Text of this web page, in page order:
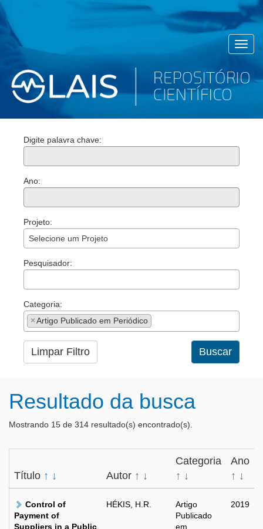
Digite palavra chave:
Ano:
Projeto:
Selecione um Projeto
Pesquisador:
Categoria:
×Artigo Publicado em Periódico
Limpar Filtro Buscar
Resultado da busca
Mostrando 15 de 314 resultado(s) encontrado(s).
Título ↑ ↓ Autor ↑ ↓
Categoria
↑ ↓
Ano
↑ ↓
Control of
Payment of
Suppliers in a Public
HÉKIS, H.R.
Artigo
Publicado
em
2019